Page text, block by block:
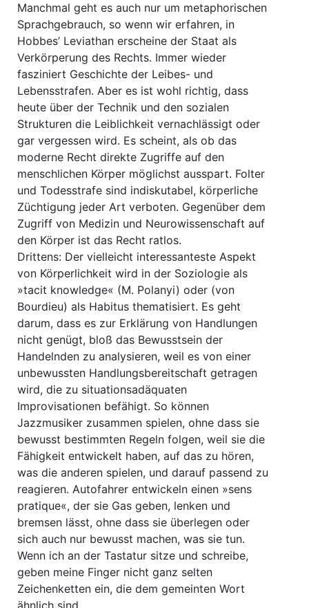
Manchmal geht es auch nur um metaphorischen
Sprachgebrauch, so wenn wir erfahren, in
Hobbes’ Leviathan erscheine der Staat als
Verkörperung des Rechts. Immer wieder
fasziniert Geschichte der Leibes- und
Lebensstrafen. Aber es ist wohl richtig, dass
heute über der Technik und den sozialen
Strukturen die Leiblichkeit vernachlässigt oder
gar vergessen wird. Es scheint, als ob das
moderne Recht direkte Zugriffe auf den
menschlichen Körper möglichst ausspart. Folter
und Todesstrafe sind indiskutabel, körperliche
Züchtigung jeder Art verboten. Gegenüber dem
Zugriff von Medizin und Neurowissenschaft auf
den Körper ist das Recht ratlos.
Drittens: Der vielleicht interessanteste Aspekt
von Körperlichkeit wird in der Soziologie als
»tacit knowledge« (M. Polanyi) oder (von
Bourdieu) als Habitus thematisiert. Es geht
darum, dass es zur Erklärung von Handlungen
nicht genügt, bloß das Bewusstsein der
Handelnden zu analysieren, weil es von einer
unbewussten Handlungsbereitschaft getragen
wird, die zu situationsadäquaten
Improvisationen befähigt. So können
Jazzmusiker zusammen spielen, ohne dass sie
bewusst bestimmten Regeln folgen, weil sie die
Fähigkeit entwickelt haben, auf das zu hören,
was die anderen spielen, und darauf passend zu
reagieren. Autofahrer entwickeln einen »sens
pratique«, der sie Gas geben, lenken und
bremsen lässt, ohne dass sie überlegen oder
sich auch nur bewusst machen, was sie tun.
Wenn ich an der Tastatur sitze und schreibe,
geben meine Finger nicht ganz selten
Zeichenketten ein, die dem gemeinten Wort
ähnlich sind.